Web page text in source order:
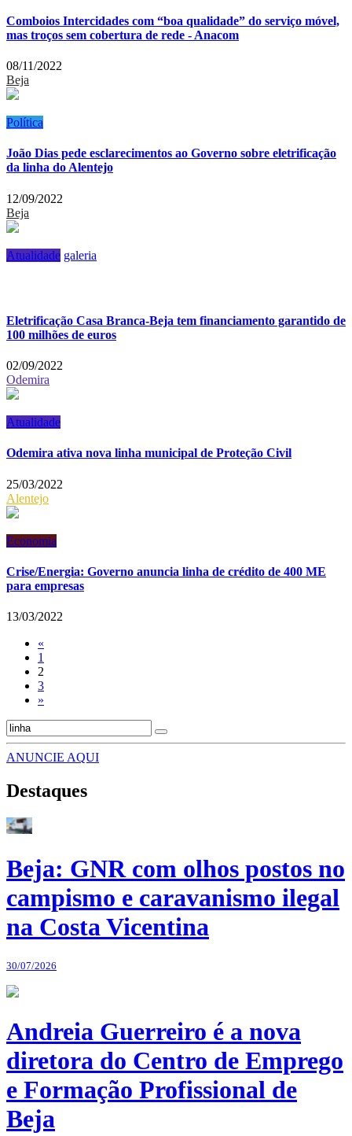
Comboios Intercidades com “boa qualidade” do serviço móvel,
mas troços sem cobertura de rede - Anacom
08/11/2022
Beja
Política
João Dias pede esclarecimentos ao Governo sobre eletrificação
da linha do Alentejo
12/09/2022
Beja
Atualidade galeria
Eletrificação Casa Branca-Beja tem financiamento garantido de
100 milhões de euros
02/09/2022
Odemira
Atualidade
Odemira ativa nova linha municipal de Proteção Civil
25/03/2022
Alentejo
Economia
Crise/Energia: Governo anuncia linha de crédito de 400 ME
para empresas
13/03/2022
«
1
2
3
»
ANUNCIE AQUI
Destaques
Beja: GNR com olhos postos no
campismo e caravanismo ilegal
na Costa Vicentina
30/07/2026
Andreia Guerreiro é a nova
diretora do Centro de Emprego
e Formação Profissional de
Beja